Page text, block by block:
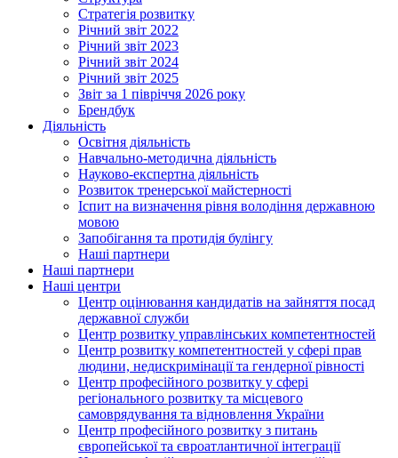
Стратегія розвитку
Річний звіт 2022
Річний звіт 2023
Річний звіт 2024
Річний звіт 2025
Звіт за 1 півріччя 2026 року
Брендбук
Діяльність
Освітня діяльність
Навчально-методична діяльність
Науково-експертна діяльність
Розвиток тренерської майстерності
Іспит на визначення рівня володіння державною
мовою
Запобігання та протидія булінгу
Наші партнери
Наші партнери
Наші центри
Центр оцінювання кандидатів на зайняття посад
державної служби
Центр розвитку управлінських компетентностей
Центр розвитку компетентностей у сфері прав
людини, недискримінації та гендерної рівності
Центр професійного розвитку у сфері
регіонального розвитку та місцевого
самоврядування та відновлення України
Центр професійного розвитку з питань
європейської та євроатлантичної інтеграції